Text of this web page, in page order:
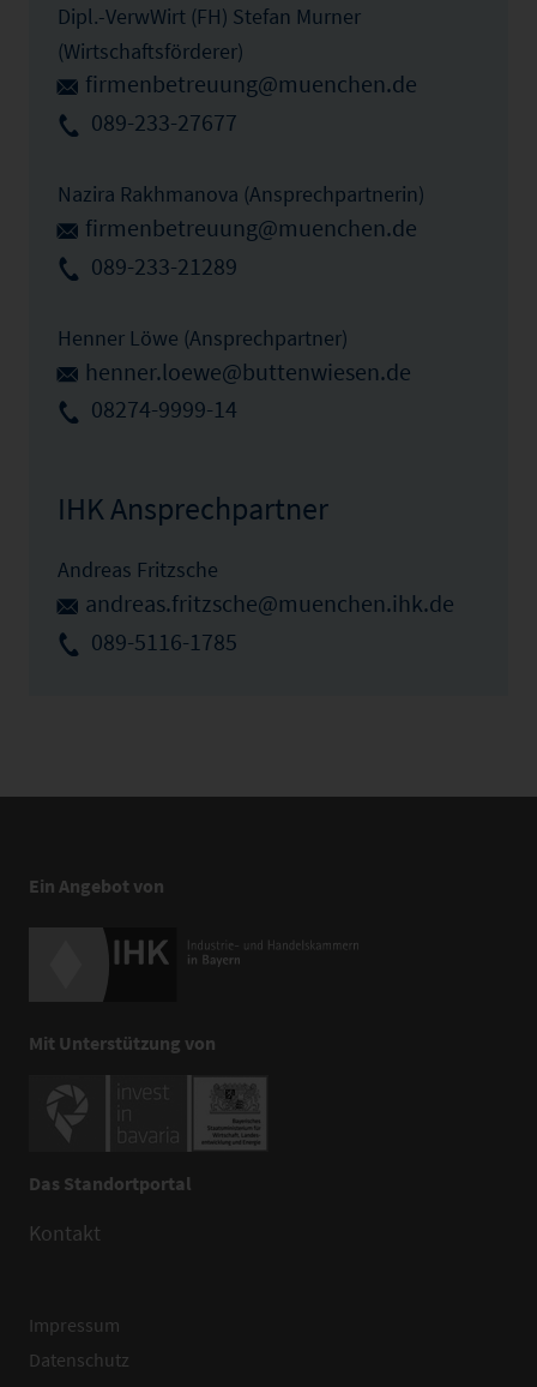
Dipl.-VerwWirt (FH) Stefan Murner
(Wirtschaftsförderer)
firmenbetreuung@muenchen.de
089-233-27677
Nazira Rakhmanova (Ansprechpartnerin)
firmenbetreuung@muenchen.de
089-233-21289
Henner Löwe (Ansprechpartner)
henner.loewe@buttenwiesen.de
08274-9999-14
IHK Ansprechpartner
Andreas Fritzsche
andreas.fritzsche@muenchen.ihk.de
089-5116-1785
Ein Angebot von
Mit Unterstützung von
Das Standortportal
Kontakt
Impressum
Datenschutz